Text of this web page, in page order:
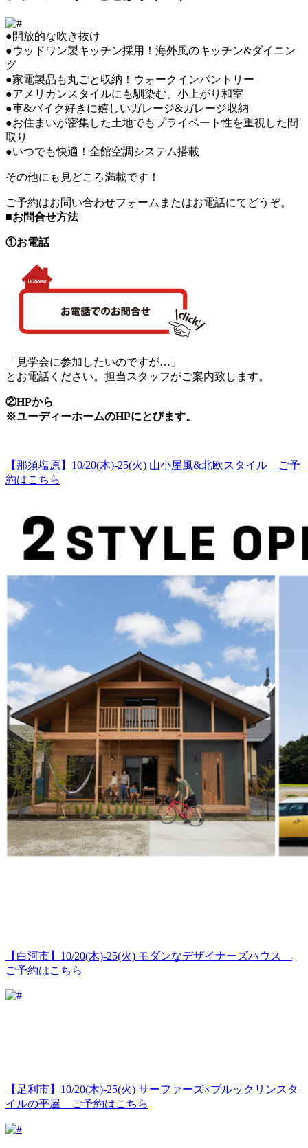
●開放的な吹き抜け
●ウッドワン製キッチン採用！海外風のキッチン&ダイニン
グ
●家電製品も丸ごと収納！ウォークインパントリー
●アメリカンスタイルにも馴染む、小上がり和室
●車&バイク好きに嬉しいガレージ&ガレージ収納
●お住まいが密集した土地でもプライベート性を重視した間
取り
●いつでも快適！全館空調システム搭載
その他にも見どころ満載です！
ご予約はお問い合わせフォームまたはお電話にてどうぞ。
■お問合せ方法
①お電話
「見学会に参加したいのですが…」
とお電話ください。担当スタッフがご案内致します。
②HPから
※ユーディーホームのHPにとびます。
【那須塩原】10/20(木)-25(火) 山小屋風&北欧スタイル ご予
約はこちら
【白河市】10/20(木)-25(火) モダンなデザイナーズハウス
ご予約はこちら
【足利市】10/20(木)-25(火) サーファーズ×ブルックリンスタ
イルの平屋 ご予約はこちら